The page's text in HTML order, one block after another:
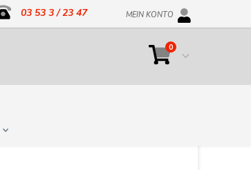
03 53 3 / 23 47 MEIN KONTO
Cart
0Artikel